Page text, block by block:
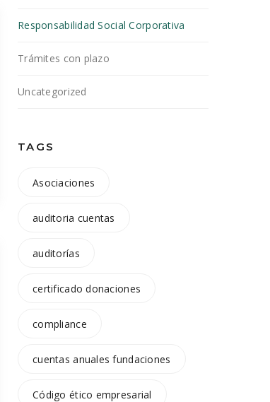
Responsabilidad Social Corporativa
Trámites con plazo
Uncategorized
TAGS
Asociaciones
auditoria cuentas
auditorías
certificado donaciones
compliance
cuentas anuales fundaciones
Código ético empresarial